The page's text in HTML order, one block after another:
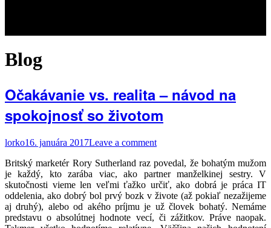
Blog
Očakávanie vs. realita – návod na
spokojnosť so životom
lorko16. januára 2017Leave a comment
Britský marketér Rory Sutherland raz povedal, že bohatým mužom
je každý, kto zarába viac, ako partner manželkinej sestry. V
skutočnosti vieme len veľmi ťažko určiť, ako dobrá je práca IT
oddelenia, ako dobrý bol prvý bozk v živote (až pokiaľ nezažijeme
aj druhý), alebo od akého príjmu je už človek bohatý. Nemáme
predstavu o absolútnej hodnote vecí, či zážitkov. Práve naopak.